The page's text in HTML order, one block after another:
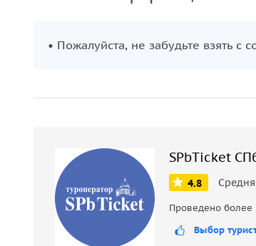
Ждем вас на борту!
• Пожалуйста, не забудьте взять
SPbTicket
4.8
Проведено более
Выбор